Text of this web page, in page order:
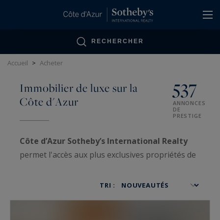
RECHERCHER
Accueil > Acheter
Immobilier de luxe sur la
Côte d'Azur
537
ANNONCES
DE
PRESTIGE
Côte d’Azur Sotheby’s International Realty
permet l'accès aux plus exclusives propriétés de
traités avec confidentialité.
TRI :